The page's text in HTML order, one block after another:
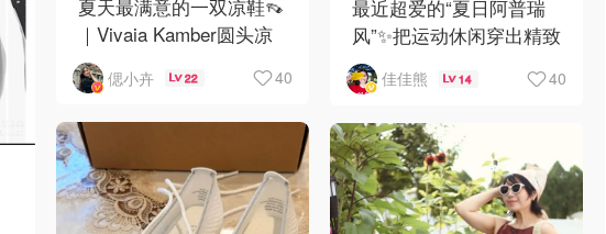
夏天最满意的一双凉鞋👡
｜Vivaia Kamber圆头凉
鞋太舒服啦🤎
偲小卉 22 40
最近超爱的“夏日阿普瑞
风”✨把运动休闲穿出精致
度假感！
佳佳熊 14 40